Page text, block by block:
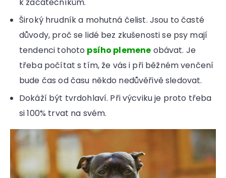
k začátečníkům.
Široký hrudník a mohutná čelist. Jsou to časté
důvody, proč se lidé bez zkušenosti se psy mají
tendenci tohoto psího plemene obávat. Je
třeba počítat s tím, že vás i při běžném venčení
bude čas od času někdo nedůvěřivě sledovat.
Dokáží být tvrdohlaví. Při výcviku je proto třeba
si 100% trvat na svém.